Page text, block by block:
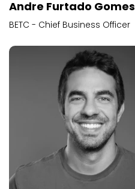
Andre Furtado Gomes
BETC - Chief Business Officer